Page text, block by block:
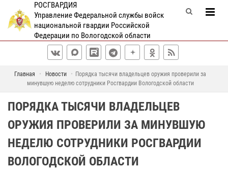
РОСГВАРДИЯ
Управление Федеральной службы войск
национальной гвардии Российской
Федерации по Вологодской области
Главная Новости
Порядка тысячи владельцев оружия проверили за
минувшую неделю сотрудники Росгвардии Вологодской области
ПОРЯДКА ТЫСЯЧИ ВЛАДЕЛЬЦЕВ
ОРУЖИЯ ПРОВЕРИЛИ ЗА МИНУВШУЮ
НЕДЕЛЮ СОТРУДНИКИ РОСГВАРДИИ
ВОЛОГОДСКОЙ ОБЛАСТИ